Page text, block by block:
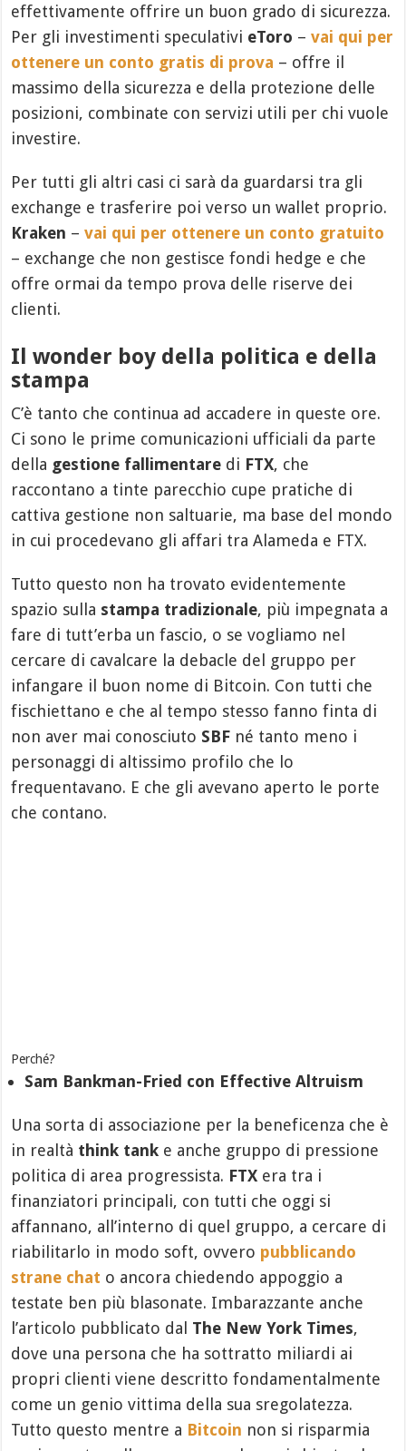
effettivamente offrire un buon grado di sicurezza.
Per gli investimenti speculativi eToro –vai qui per
ottenere un conto gratis di prova – offre il
massimo della sicurezza e della protezione delle
posizioni, combinate con servizi utili per chi vuole
investire.
Per tutti gli altri casi ci sarà da guardarsi tra gli
exchange e trasferire poi verso un wallet proprio.
Kraken –vai qui per ottenere un conto gratuito
– exchange che non gestisce fondi hedge e che
offre ormai da tempo prova delle riserve dei
clienti.
Il wonder boy della politica e della
stampa
C’è tanto che continua ad accadere in queste ore.
Ci sono le prime comunicazioni ufficiali da parte
della gestione fallimentare di FTX, che
raccontano a tinte parecchio cupe pratiche di
cattiva gestione non saltuarie, ma base del mondo
in cui procedevano gli affari tra Alameda e FTX.
Tutto questo non ha trovato evidentemente
spazio sulla stampa tradizionale, più impegnata a
fare di tutt’erba un fascio, o se vogliamo nel
cercare di cavalcare la debacle del gruppo per
infangare il buon nome di Bitcoin. Con tutti che
fischiettano e che al tempo stesso fanno finta di
non aver mai conosciuto SBF né tanto meno i
personaggi di altissimo profilo che lo
frequentavano. E che gli avevano aperto le porte
che contano.
Perché?
Sam Bankman-Fried con Effective Altruism
Una sorta di associazione per la beneficenza che è
in realtà think tank e anche gruppo di pressione
politica di area progressista. FTX era tra i
finanziatori principali, con tutti che oggi si
affannano, all’interno di quel gruppo, a cercare di
riabilitarlo in modo soft, ovvero pubblicando
strane chat o ancora chiedendo appoggio a
testate ben più blasonate. Imbarazzante anche
l’articolo pubblicato dal The New York Times,
dove una persona che ha sottratto miliardi ai
propri clienti viene descritto fondamentalmente
come un genio vittima della sua sregolatezza.
Tutto questo mentre a Bitcoin non si risparmia